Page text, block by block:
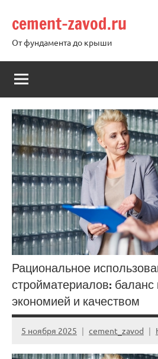
содержимому
cement-zavod.ru
От фундамента до крыши
Рациональное
стройматериалов:
экономией и качеством
5 ноября 2025 cement_zavod